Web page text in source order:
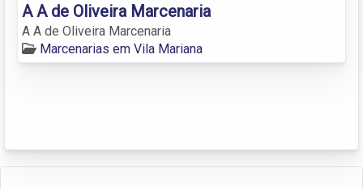
A A de Oliveira Marcenaria
A A de Oliveira Marcenaria
Marcenarias em Vila Mariana